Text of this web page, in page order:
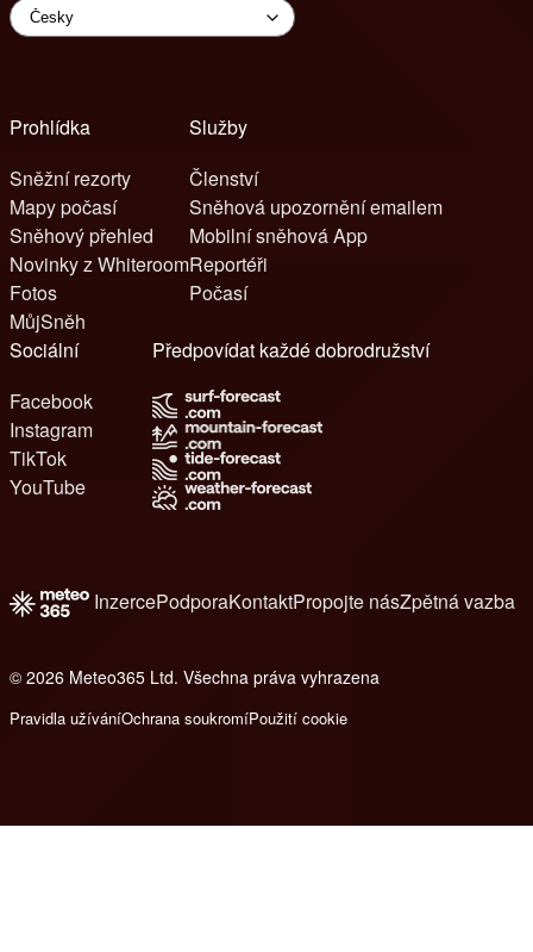
Prohlídka
Sněžní rezorty
Mapy počasí
Sněhový přehled
Novinky z Whiteroom
Fotos
MůjSněh
Služby
Členství
Sněhová upozornění emailem
Mobilní sněhová App
Reportéři
Počasí
Sociální
Facebook
Instagram
TikTok
YouTube
Předpovídat každé dobrodružství
InzercePodporaKontaktPropojte násZpětná vazba
© 2026 Meteo365 Ltd. Všechna práva vyhrazena
Pravidla užíváníOchrana soukromíPoužití cookie